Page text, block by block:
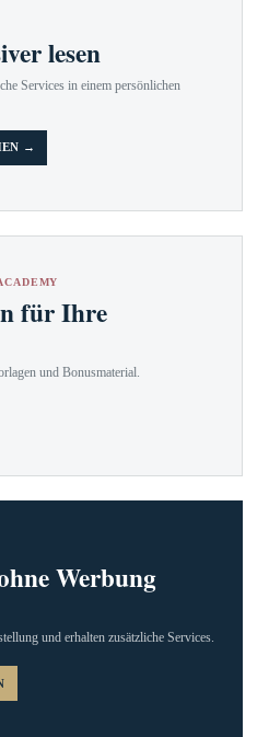
lesen
Services in einem persönlichen
→
für Ihre
und Bonusmaterial.
Werbung
und erhalten zusätzliche Services.